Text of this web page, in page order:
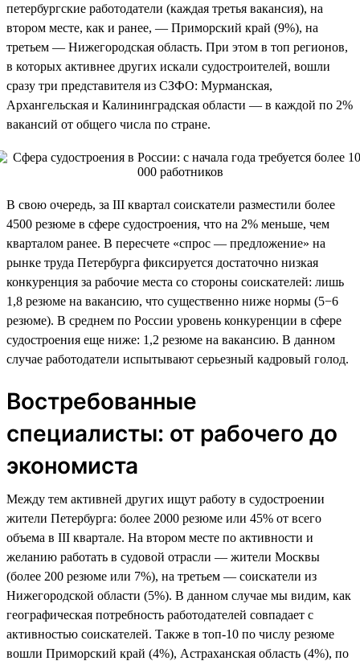
петербургские работодатели (каждая третья вакансия), на
втором месте, как и ранее, — Приморский край (9%), на
третьем — Нижегородская область. При этом в топ регионов,
в которых активнее других искали судостроителей, вошли
сразу три представителя из СЗФО: Мурманская,
Архангельская и Калининградская области — в каждой по 2%
вакансий от общего числа по стране.
В свою очередь, за III квартал соискатели разместили более
4500 резюме в сфере судостроения, что на 2% меньше, чем
кварталом ранее. В пересчете «спрос — предложение» на
рынке труда Петербурга фиксируется достаточно низкая
конкуренция за рабочие места со стороны соискателей: лишь
1,8 резюме на вакансию, что существенно ниже нормы (5−6
резюме). В среднем по России уровень конкуренции в сфере
судостроения еще ниже: 1,2 резюме на вакансию. В данном
случае работодатели испытывают серьезный кадровый голод.
Востребованные
специалисты: от рабочего до
экономиста
Между тем активней других ищут работу в судостроении
жители Петербурга: более 2000 резюме или 45% от всего
объема в III квартале. На втором месте по активности и
желанию работать в судовой отрасли — жители Москвы
(более 200 резюме или 7%), на третьем — соискатели из
Нижегородской области (5%). В данном случае мы видим, как
географическая потребность работодателей совпадает с
активностью соискателей. Также в топ-10 по числу резюме
вошли Приморский край (4%), Астраханская область (4%), по